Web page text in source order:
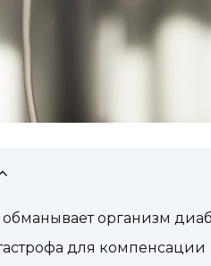
обманывает организм
для компенсации